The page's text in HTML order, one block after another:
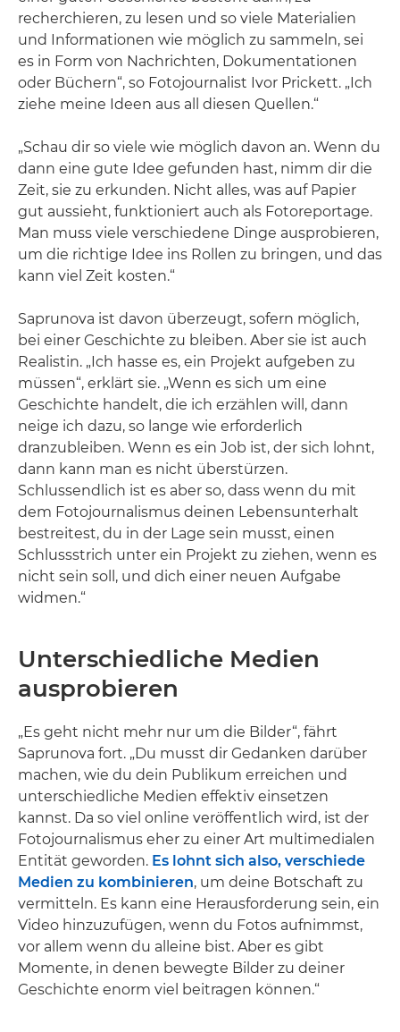
recherchieren, zu lesen und so viele Materialien
und Informationen wie möglich zu sammeln, sei
es in Form von Nachrichten, Dokumentationen
oder Büchern“, so Fotojournalist Ivor Prickett. „Ich
ziehe meine Ideen aus all diesen Quellen.“
„Schau dir so viele wie möglich davon an. Wenn du
dann eine gute Idee gefunden hast, nimm dir die
Zeit, sie zu erkunden. Nicht alles, was auf Papier
gut aussieht, funktioniert auch als Fotoreportage.
Man muss viele verschiedene Dinge ausprobieren,
um die richtige Idee ins Rollen zu bringen, und das
kann viel Zeit kosten.“
Saprunova ist davon überzeugt, sofern möglich,
bei einer Geschichte zu bleiben. Aber sie ist auch
Realistin. „Ich hasse es, ein Projekt aufgeben zu
müssen“, erklärt sie. „Wenn es sich um eine
Geschichte handelt, die ich erzählen will, dann
neige ich dazu, so lange wie erforderlich
dranzubleiben. Wenn es ein Job ist, der sich lohnt,
dann kann man es nicht überstürzen.
Schlussendlich ist es aber so, dass wenn du mit
dem Fotojournalismus deinen Lebensunterhalt
bestreitest, du in der Lage sein musst, einen
Schlussstrich unter ein Projekt zu ziehen, wenn es
nicht sein soll, und dich einer neuen Aufgabe
widmen.“
Unterschiedliche Medien
ausprobieren
„Es geht nicht mehr nur um die Bilder“, fährt
Saprunova fort. „Du musst dir Gedanken darüber
machen, wie du dein Publikum erreichen und
unterschiedliche Medien effektiv einsetzen
kannst. Da so viel online veröffentlich wird, ist der
Fotojournalismus eher zu einer Art multimedialen
Entität geworden. Es lohnt sich also, verschiede
Medien zu kombinieren, um deine Botschaft zu
vermitteln. Es kann eine Herausforderung sein, ein
Video hinzuzufügen, wenn du Fotos aufnimmst,
vor allem wenn du alleine bist. Aber es gibt
Momente, in denen bewegte Bilder zu deiner
Geschichte enorm viel beitragen können.“